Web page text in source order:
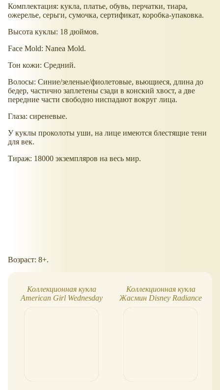
Комплектация: кукла, платье, обувь, перчатки, тиара,
ожерелье, серьги, сумочка, сертификат, коробка-упаковка.
Высота куклы: 18 дюймов.
Face Mold: Nanea Mold.
Тон кожи: Средний.
Волосы: Синие/зеленые/фиолетовые, вьющиеся, длина до
бедер, частично заплетены сзади в конский хвост, а две
передние части свободно ниспадают вокруг лица.
Глаза: сиреневые.
У куклы проколоты уши, на лице имеются блестящие тени
для век.
Тираж: 18000 экземпляров на весь мир.
Возраст: 8+.
Коллекционная кукла
American Girl Wednesday
Коллекционная кукла
Жасмин Disney Radiance